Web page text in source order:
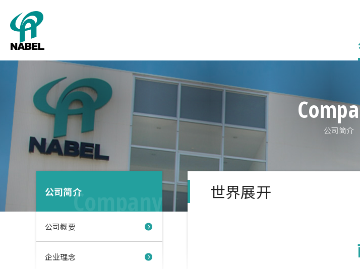
公司概要 企业理念 网点介绍 世界展
分级 检查装置 农场集蛋 开箱封箱码垛 塔式仓库系统
公司简介
世界展开
公司简介Company
公司概要
企业理念